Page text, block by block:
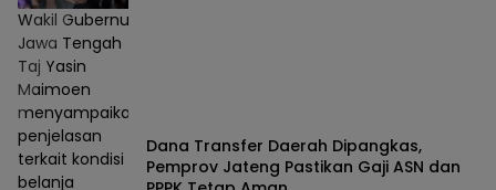
Wakil Gubernur
Jawa Tengah
Taj Yasin
Maimoen
menyampaikan
penjelasan
terkait kondisi
belanja
Dana Transfer Daerah Dipangkas,
Pemprov Jateng Pastikan Gaji ASN dan